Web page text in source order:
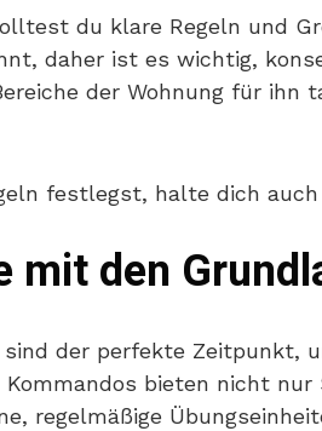
du klare Regeln und
daher ist es wichtig,
der Wohnung für ihn
festlegst, halte dich
mit den
sind der perfekte Zeitpunkt,
Kommandos bieten nicht
regelmäßige